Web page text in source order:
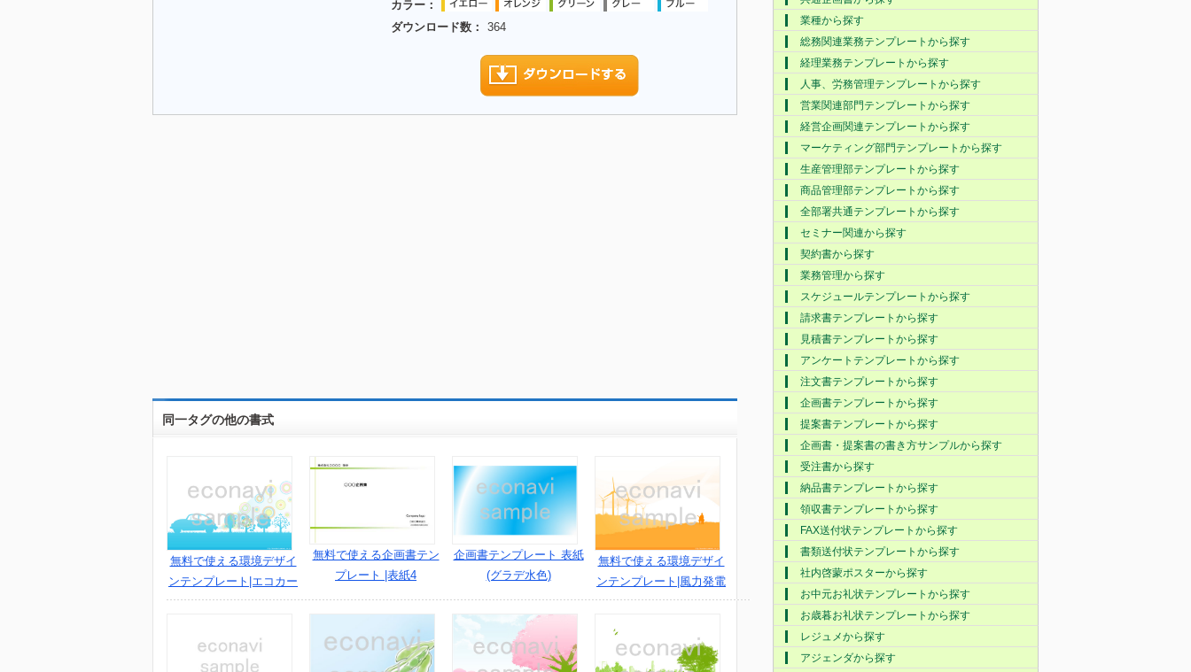
カラー：
ダウンロード数：
364
同一タグの他の書式
無料で使える環境デザイ
ンテンプレート|エコカー
無料で使える企画書テン
プレート |表紙4
企画書テンプレート 表紙
(グラデ水色)
無料で使える環境デザイ
ンテンプレート|風力発電
業種から探す
総務関連業務テンプレートから探す
経理業務テンプレートから探す
人事、労務管理テンプレートから探す
営業関連部門テンプレートから探す
経営企画関連テンプレートから探す
マーケティング部門テンプレートから探す
生産管理部テンプレートから探す
商品管理部テンプレートから探す
全部署共通テンプレートから探す
セミナー関連から探す
契約書から探す
業務管理から探す
スケジュールテンプレートから探す
請求書テンプレートから探す
見積書テンプレートから探す
アンケートテンプレートから探す
注文書テンプレートから探す
企画書テンプレートから探す
提案書テンプレートから探す
企画書・提案書の書き方サンプルから探す
受注書から探す
納品書テンプレートから探す
領収書テンプレートから探す
FAX送付状テンプレートから探す
書類送付状テンプレートから探す
社内啓蒙ポスターから探す
お中元お礼状テンプレートから探す
お歳暮お礼状テンプレートから探す
レジュメから探す
アジェンダから探す